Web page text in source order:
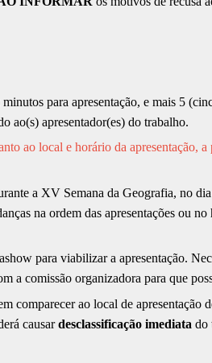
para apresentação, e mais 5
ao(s) apresentador(es) do trabalho.
ao local e horário da apresentação,
a XV Semana da Geografia, no
na ordem das apresentações ou
para viabilizar a apresentação.
a comissão organizadora para que
comparecer ao local de apresentação
causardesclassificação imediata do